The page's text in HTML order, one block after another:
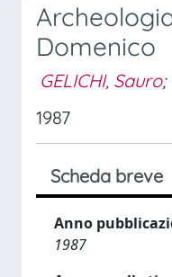
Domenico
GELICHI, Sauro;
1987
Scheda breve
Anno
1987